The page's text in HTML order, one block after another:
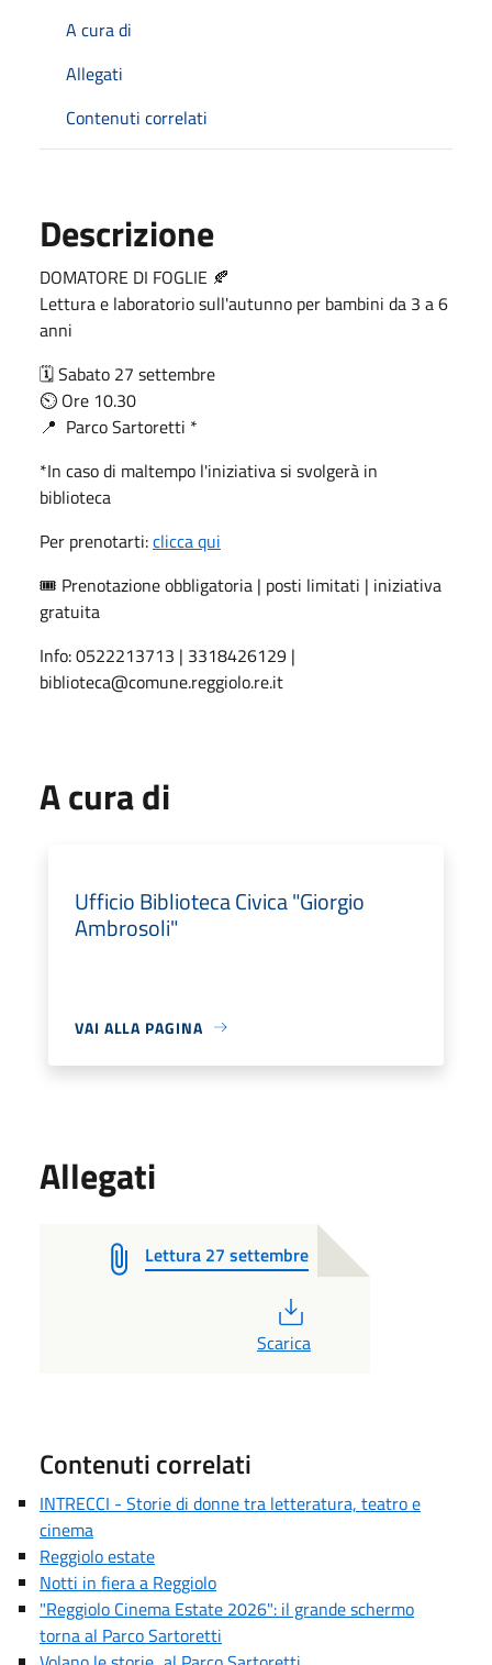
A cura di
Allegati
Contenuti correlati
Descrizione
DOMATORE DI FOGLIE 🍂
Lettura e laboratorio sull'autunno per bambini da 3 a 6
anni
🗓 Sabato 27 settembre
⏲ Ore 10.30
📍 Parco Sartoretti *
*In caso di maltempo l'iniziativa si svolgerà in
biblioteca
Per prenotarti:clicca qui
🎟 Prenotazione obbligatoria | posti limitati | iniziativa
gratuita
Info: 0522213713 | 3318426129 |
biblioteca@comune.reggiolo.re.it
A cura di
Ufficio Biblioteca Civica "Giorgio
Ambrosoli"
VAI ALLA PAGINA
Allegati
Lettura 27 settembre
Scarica
Contenuti correlati
INTRECCI - Storie di donne tra letteratura, teatro e
cinema
Reggiolo estate
Notti in fiera a Reggiolo
"Reggiolo Cinema Estate 2026": il grande schermo
torna al Parco Sartoretti